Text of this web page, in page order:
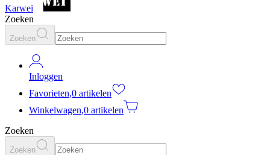
Karwei
Zoeken
Zoeken
Inloggen
Favorieten,0 artikelen
Winkelwagen,0 artikelen
Zoeken
Zoeken